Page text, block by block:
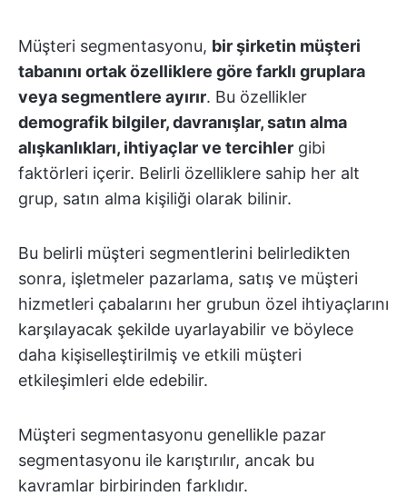
Müşteri segmentasyonu, bir şirketin müşteri
tabanını ortak özelliklere göre farklı gruplara
veya segmentlere ayırır. Bu özellikler
demografik bilgiler, davranışlar, satın alma
alışkanlıkları, ihtiyaçlar ve tercihler gibi
faktörleri içerir. Belirli özelliklere sahip her alt
grup, satın alma kişiliği olarak bilinir.
Bu belirli müşteri segmentlerini belirledikten
sonra, işletmeler pazarlama, satış ve müşteri
hizmetleri çabalarını her grubun özel ihtiyaçlarını
karşılayacak şekilde uyarlayabilir ve böylece
daha kişiselleştirilmiş ve etkili müşteri
etkileşimleri elde edebilir.
Müşteri segmentasyonu genellikle pazar
segmentasyonu ile karıştırılır, ancak bu
kavramlar birbirinden farklıdır.